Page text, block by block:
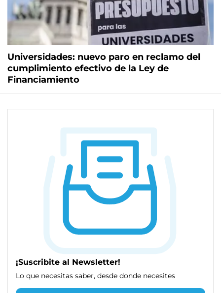
Universidades: nuevo paro en reclamo del
cumplimiento efectivo de la Ley de
Financiamiento
¡Suscribite al Newsletter!
Lo que necesitas saber, desde donde necesites